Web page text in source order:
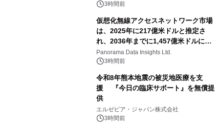
対象iiyama PCのご購入で最大3万円分
相当を還元
3時間前
仮想化無線アクセスネットワーク市場
は、2025年に217億米ドルと推定さ
れ、2036年までに1,457億米ドルに達
すると予測されており、予測期間
（2026年～2036年）
Panorama Data Insights Ltd.
3時間前
令和8年熊本地震の被災地医療を支
援 『今日の臨床サポート』を無償提
供
エルゼビア・ジャパン株式会社
3時間前